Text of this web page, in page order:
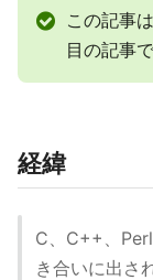
この記事は
目の記事で
経緯
C、C++、
き合いに出さ